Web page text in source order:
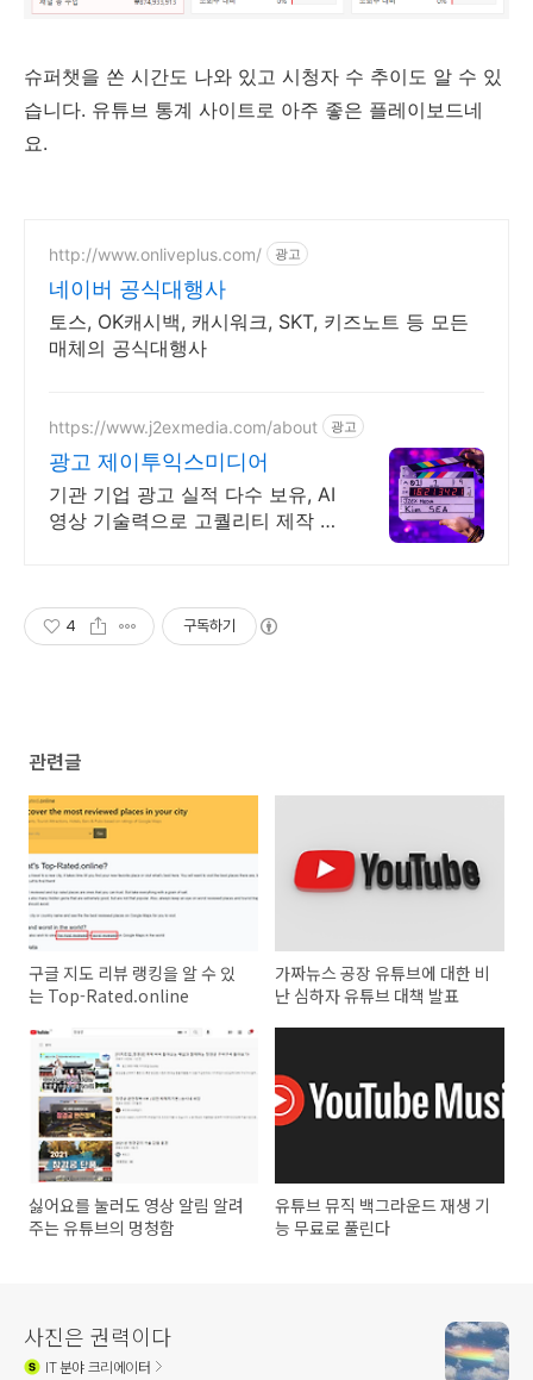
슈퍼챗을 쏜 시간도 나와 있고 시청자 수 추이도 알 수 있
습니다. 유튜브 통계 사이트로 아주 좋은 플레이보드네
요.
http://www.onliveplus.com/ 광고
네이버 공식대행사
토스, OK캐시백, 캐시워크, SKT, 키즈노트 등 모든
매체의 공식대행사
https://www.j2exmedia.com/about 광고
광고 제이투익스미디어
기관 기업 광고 실적 다수 보유, AI
영상 기술력으로 고퀄리티 제작 시
4 구독하기
관련글
구글 지도 리뷰 랭킹을 알 수 있
는 Top-Rated.online
가짜뉴스 공장 유튜브에 대한 비
난 심하자 유튜브 대책 발표
싫어요를 눌러도 영상 알림 알려
주는 유튜브의 멍청함
유튜브 뮤직 백그라운드 재생 기
능 무료로 풀린다
사진은 권력이다
IT분야 크리에이터